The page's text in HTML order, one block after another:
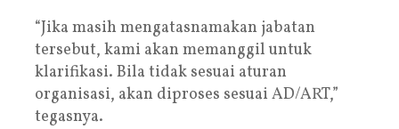
“Jika masih mengatasnamakan jabatan
tersebut, kami akan memanggil untuk
klarifikasi. Bila tidak sesuai aturan
organisasi, akan diproses sesuai AD/ART,”
tegasnya.